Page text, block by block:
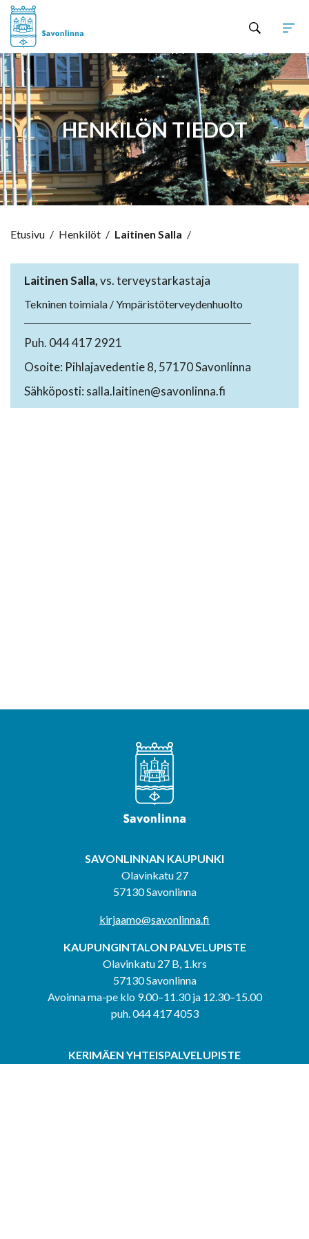
HENKILÖN TIEDOT
Etusivu / Henkilöt / Laitinen Salla /
Laitinen Salla,vs. terveystarkastaja
Tekninen toimiala / Ympäristöterveydenhuolto
Puh. 044 417 2921
Osoite: Pihlajavedentie 8, 57170 Savonlinna
Sähköposti: salla.laitinen@savonlinna.fi
SAVONLINNAN KAUPUNKI
Olavinkatu 27
57130 Savonlinna
kirjaamo@savonlinna.fi
KAUPUNGINTALON PALVELUPISTE
Olavinkatu 27 B, 1.krs
57130 Savonlinna
Avoinna ma-pe klo 9.00–11.30 ja 12.30–15.00
puh. 044 417 4053
KERIMÄEN YHTEISPALVELUPISTE